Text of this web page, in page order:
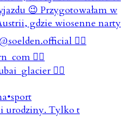
urodziny. Tylko t